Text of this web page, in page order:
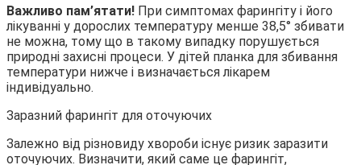
Важливо пам’ятати! При симптомах фарингіту і його
лікуванні у дорослих температуру менше 38,5° збивати
не можна, тому що в такому випадку порушується
природні захисні процеси. У дітей планка для збивання
температури нижче і визначається лікарем
індивідуально.
Заразний фарингіт для оточуючих
Залежно від різновиду хвороби існує ризик заразити
оточуючих. Визначити, який саме це фарингіт,